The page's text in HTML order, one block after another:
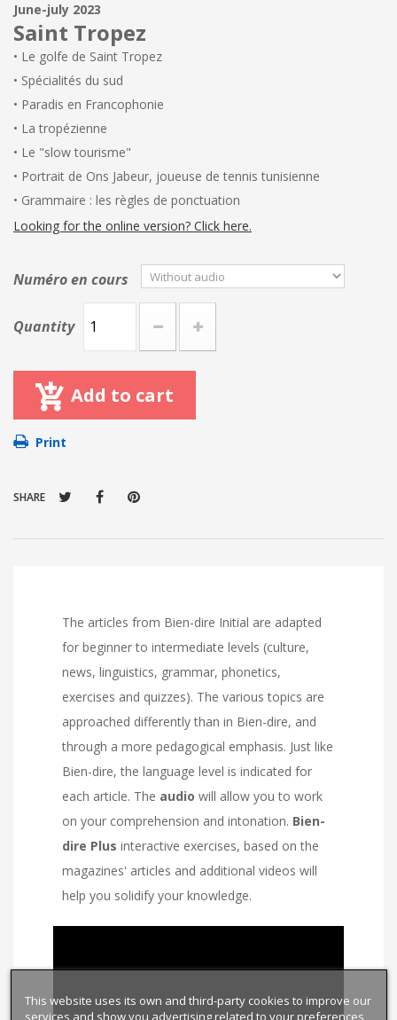
June-july 2023
Saint Tropez
• Le golfe de Saint Tropez
• Spécialités du sud
• Paradis en Francophonie
• La tropézienne
• Le "slow tourisme"
• Portrait de Ons Jabeur, joueuse de tennis tunisienne
• Grammaire : les règles de ponctuation
Looking for the online version? Click here.
Numéro en cours
Quantity
Add to cart
Print
SHARE
The articles from Bien-dire Initial are adapted
for beginner to intermediate levels (culture,
news, linguistics, grammar, phonetics,
exercises and quizzes). The various topics are
approached differently than in Bien-dire, and
through a more pedagogical emphasis. Just like
Bien-dire, the language level is indicated for
each article. The audio will allow you to work
on your comprehension and intonation. Bien-
dire Plus interactive exercises, based on the
magazines' articles and additional videos will
help you solidify your knowledge.
This website uses its own and third-party cookies to improve our
services and show you advertising related to your preferences